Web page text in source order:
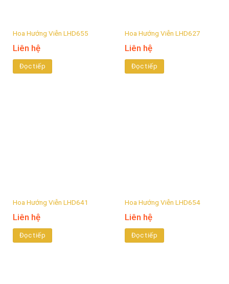
Hoa Hướng Viễn LHD655
Liên hệ
Đọc tiếp
Hoa Hướng Viễn LHD627
Liên hệ
Đọc tiếp
Hoa Hướng Viễn LHD641
Liên hệ
Đọc tiếp
Hoa Hướng Viễn LHD654
Liên hệ
Đọc tiếp